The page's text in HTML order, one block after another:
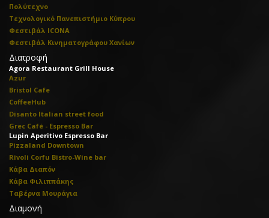
Πολύτεχνο
Τεχνολογικό Πανεπιστήμιο Κύπρου
Φεστιβάλ ICONA
Φεστιβάλ Κινηματογράφου Χανίων
Διατροφή
Agora Restaurant Grill House
Azur
Bristol Cafe
CoffeeHub
Disanto Italian street food
Grec Café - Espresso Bar
Lupin Aperitivo Espresso Bar
Pizzaland Downtown
Rivoli Corfu Bistro-Wine bar
Κάβα Διαπόν
Κάβα Φιλιππάκης
Ταβέρνα Μουράγια
Διαμονή